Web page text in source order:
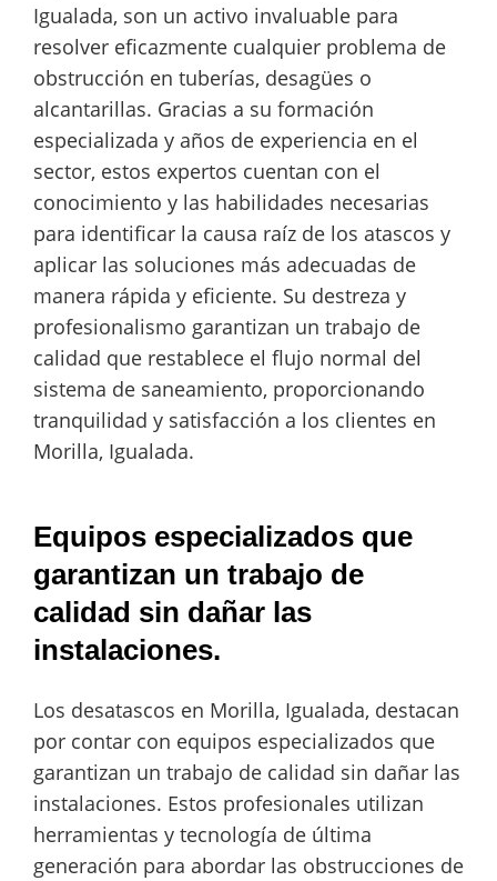
Igualada, son un activo invaluable para
resolver eficazmente cualquier problema de
obstrucción en tuberías, desagües o
alcantarillas. Gracias a su formación
especializada y años de experiencia en el
sector, estos expertos cuentan con el
conocimiento y las habilidades necesarias
para identificar la causa raíz de los atascos y
aplicar las soluciones más adecuadas de
manera rápida y eficiente. Su destreza y
profesionalismo garantizan un trabajo de
calidad que restablece el flujo normal del
sistema de saneamiento, proporcionando
tranquilidad y satisfacción a los clientes en
Morilla, Igualada.
Equipos especializados que
garantizan un trabajo de
calidad sin dañar las
instalaciones.
Los desatascos en Morilla, Igualada, destacan
por contar con equipos especializados que
garantizan un trabajo de calidad sin dañar las
instalaciones. Estos profesionales utilizan
herramientas y tecnología de última
generación para abordar las obstrucciones de